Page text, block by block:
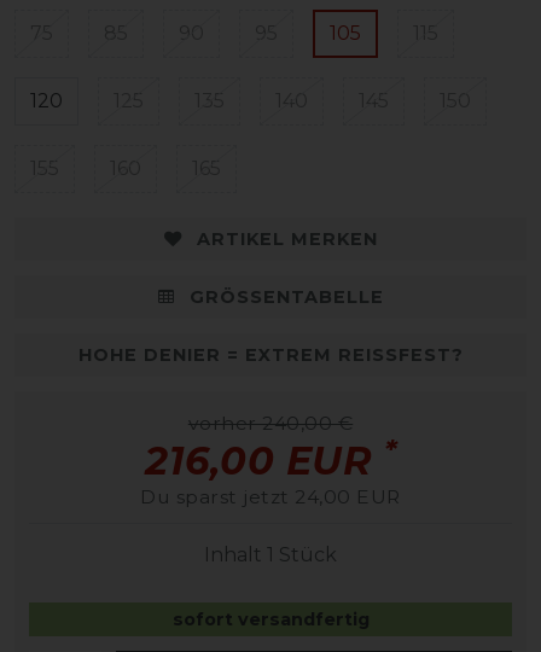
105
120
ARTIKEL MERKEN
GRÖSSENTABELLE
HOHE DENIER = EXTREM REISSFEST?
vorher 240,00 €
216,00 EUR *
Du sparst jetzt 24,00 EUR
Inhalt 1 Stück
sofort versandfertig